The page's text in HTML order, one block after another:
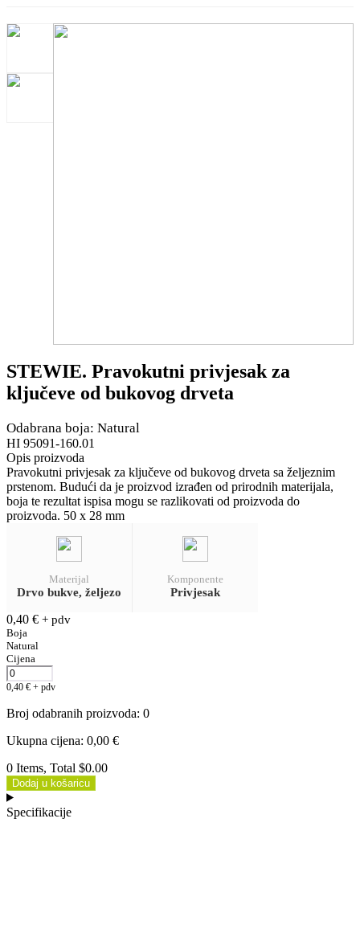
STEWIE. Pravokutni privjesak za
ključeve od bukovog drveta
Odabrana boja: Natural
HI 95091-160.01
Opis proizvoda
Pravokutni privjesak za ključeve od bukovog drveta sa željeznim
prstenom. Budući da je proizvod izrađen od prirodnih materijala,
boja te rezultat ispisa mogu se razlikovati od proizvoda do
proizvoda. 50 x 28 mm
Materijal
Drvo bukve, željezo
Komponente
Privjesak
0,40 € + pdv
Boja
Natural
Cijena
0,40 € + pdv
Broj odabranih proizvoda: 0
Ukupna cijena: 0,00 €
0 Items, Total $0.00
Dodaj u košaricu
Specifikacije